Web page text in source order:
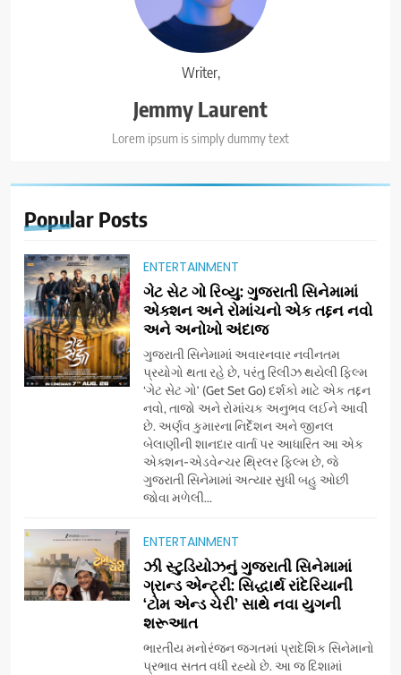
Writer,
Jemmy Laurent
Lorem ipsum is simply dummy text
Popular Posts
ENTERTAINMENT
ગેટ સેટ ગો રિવ્યુ: ગુજરાતી સિનેમામાં
એક્શન અને રોમાંચનો એક તદ્દન નવો
અને અનોખો અંદાજ
ગુજરાતી સિનેમામાં અવારનવાર નવીનતમ
પ્રયોગો થતા રહે છે, પરંતુ રિલીઝ થયેલી ફિલ્મ
‘ગેટ સેટ ગો’ (Get Set Go) દર્શકો માટે એક તદ્દન
નવો, તાજો અને રોમાંચક અનુભવ લઈને આવી
છે. અર્ણવ કુમારના નિર્દેશન અને જીનલ
બેલાણીની શાનદાર વાર્તા પર આધારિત આ એક
એક્શન-એડવેન્ચર થ્રિલર ફિલ્મ છે, જે
ગુજરાતી સિનેમામાં અત્યાર સુધી બહુ ઓછી
જોવા મળેલી...
ENTERTAINMENT
ઝી સ્ટુડિયોઝનું ગુજરાતી સિનેમામાં
ગ્રાન્ડ એન્ટ્રી: સિદ્ધાર્થ રાંદેરિયાની
‘ટોમ એન્ડ ચેરી’ સાથે નવા યુગની
શરૂઆત
ભારતીય મનોરંજન જગતમાં પ્રાદેશિક સિનેમાનો
પ્રભાવ સતત વધી રહ્યો છે. આ જ દિશામાં
5
ડો. મિતાલી નાગ (આર્ક ઇવેન્ટ્સ)
દ્વારા કિશોર કુમારની જન્મજયંતિ
નિમિત્તે સંગીતમય શ્રદ્ધાંજલિ
AHMEDABAD